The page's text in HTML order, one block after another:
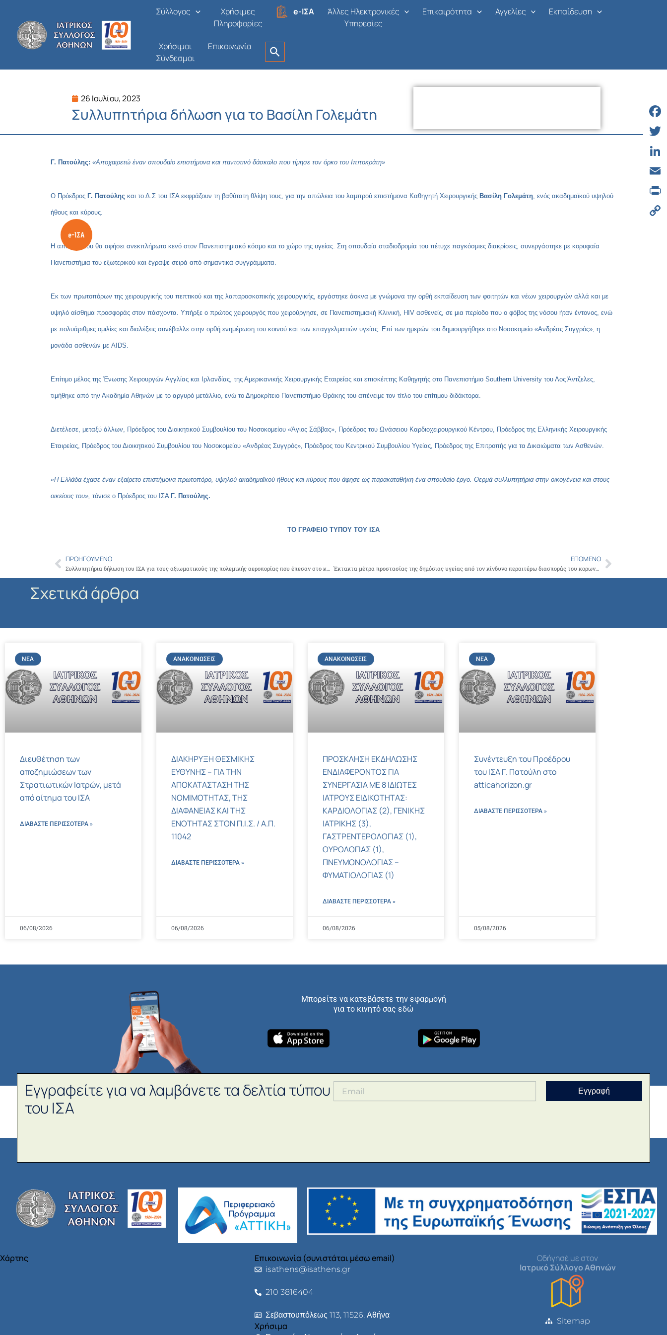
περιεχόμενο
Σύλλογος
Χρήσιμες
Πληροφορίες
e-ΙΣΑ
Άλλες Ηλεκτρονικές
Υπηρεσίες
Επικαιρότητα Αγγελίες Εκπαίδευση
Χρήσιμοι
Σύνδεσμοι
Επικοινωνία
26 Ιουλίου, 2023
Συλλυπητήρια δήλωση για το Βασίλη Γολεμάτη
Γ. Πατούλης: «Αποχαιρετώ έναν σπουδαίο επιστήμονα και παντοτινό δάσκαλο που τίμησε τον όρκο του Ιπποκράτη»
Ο Πρόεδρος Γ. Πατούλης και το Δ.Σ του ΙΣΑ εκφράζουν τη βαθύτατη θλίψη τους, για την απώλεια του λαμπρού επιστήμονα Καθηγητή Χειρουργικής Βασίλη Γολεμάτη, ενός ακαδημαϊκού υψηλού
ήθους και κύρους.
Η απουσία του θα αφήσει ανεκπλήρωτο κενό στον Πανεπιστημιακό κόσμο και το χώρο της υγείας. Στη σπουδαία σταδιοδρομία του πέτυχε παγκόσμιες διακρίσεις, συνεργάστηκε με κορυφαία
Πανεπιστήμια του εξωτερικού και έγραψε σειρά από σημαντικά συγγράμματα.
Εκ των πρωτοπόρων της χειρουργικής του πεπτικού και της λαπαροσκοπικής χειρουργικής, εργάστηκε άοκνα με γνώμονα την ορθή εκπαίδευση των φοιτητών και νέων χειρουργών αλλά και με
υψηλό αίσθημα προσφοράς στον πάσχοντα. Υπήρξε ο πρώτος χειρουργός που χειρούργησε, σε Πανεπιστημιακή Κλινική, HIV ασθενείς, σε μια περίοδο που ο φόβος της νόσου ήταν έντονος, ενώ
με πολυάριθμες ομιλίες και διαλέξεις συνέβαλλε στην ορθή ενημέρωση του κοινού και των επαγγελματιών υγείας. Επί των ημερών του δημιουργήθηκε στο Νοσοκομείο «Ανδρέας Συγγρός», η
μονάδα ασθενών με AIDS.
Επίτιμο μέλος της Ένωσης Χειρουργών Αγγλίας και Ιρλανδίας, της Αμερικανικής Χειρουργικής Εταιρείας και επισκέπτης Καθηγητής στο Πανεπιστήμιο Southern University του Λος Άντζελες,
τιμήθηκε από την Ακαδημία Αθηνών με το αργυρό μετάλλιο, ενώ το Δημοκρίτειο Πανεπιστήμιο Θράκης του απένειμε τον τίτλο του επίτιμου διδάκτορα.
Διετέλεσε, μεταξύ άλλων, Πρόεδρος του Διοικητικού Συμβουλίου του Νοσοκομείου «Άγιος Σάββας», Πρόεδρος του Ωνάσειου Καρδιοχειρουργικού Κέντρου, Πρόεδρος της Ελληνικής Χειρουργικής
Εταιρείας, Πρόεδρος του Διοικητικού Συμβουλίου του Νοσοκομείου «Ανδρέας Συγγρός», Πρόεδρος του Κεντρικού Συμβουλίου Υγείας, Πρόεδρος της Επιτροπής για τα Δικαιώματα των Ασθενών.
«Η Ελλάδα έχασε έναν εξαίρετο επιστήμονα πρωτοπόρο, υψηλού ακαδημαϊκού ήθους και κύρους που άφησε ως παρακαταθήκη ένα σπουδαίο έργο. Θερμά συλλυπητήρια στην οικογένεια και στους
οικείους του», τόνισε ο Πρόεδρος του ΙΣΑ Γ. Πατούλης.
ΤΟ ΓΡΑΦΕΙΟ ΤΥΠΟΥ ΤΟΥ ΙΣΑ
Prev
ΠΡΟΗΓΟΎΜΕΝΟ
Συλλυπητήρια δήλωση του ΙΣΑ για τους αξιωματικούς της πολεμικής αεροπορίας που έπεσαν στο καθήκον
ΕΠΌΜΕΝΟ
Έκτακτα μέτρα προστασίας της δημόσιας υγείας από τον κίνδυνο περαιτέρω διασποράς του κορωνοϊού COVID-19 στο σύνολο της Επικράτειας σε δομές υγείας και κλειστές δομές κοινωνικής φροντίδας Next
Σχετικά άρθρα
ΝΈΑ
Διευθέτηση των
αποζημιώσεων των
Στρατιωτικών Ιατρών, μετά
από αίτημα του ΙΣΑ
ΔΙΑΒΑΣΤΕ ΠΕΡΙΣΣΌΤΕΡΑ »
06/08/2026
ΑΝΑΚΟΙΝΏΣΕΙΣ
ΔΙΑΚΗΡΥΞΗ ΘΕΣΜΙΚΗΣ
ΕΥΘΥΝΗΣ – ΓΙΑ ΤΗΝ
ΑΠΟΚΑΤΑΣΤΑΣΗ ΤΗΣ
ΝΟΜΙΜΟΤΗΤΑΣ, ΤΗΣ
ΔΙΑΦΑΝΕΙΑΣ ΚΑΙ ΤΗΣ
ΕΝΟΤΗΤΑΣ ΣΤΟΝ Π.Ι.Σ. / Α.Π.
11042
ΔΙΑΒΑΣΤΕ ΠΕΡΙΣΣΌΤΕΡΑ »
06/08/2026
ΑΝΑΚΟΙΝΏΣΕΙΣ
ΠΡΟΣΚΛΗΣΗ ΕΚΔΗΛΩΣΗΣ
ΕΝΔΙΑΦΕΡΟΝΤΟΣ ΓΙΑ
ΣΥΝΕΡΓΑΣΙΑ ΜΕ 8 ΙΔΙΩΤΕΣ
ΙΑΤΡΟΥΣ ΕΙΔΙΚΟΤΗΤΑΣ:
ΚΑΡΔΙΟΛΟΓΙΑΣ (2), ΓΕΝΙΚΗΣ
ΙΑΤΡΙΚΗΣ (3),
ΓΑΣΤΡΕΝΤΕΡΟΛΟΓΙΑΣ (1),
ΟΥΡΟΛΟΓΙΑΣ (1),
ΠΝΕΥΜΟΝΟΛΟΓΙΑΣ –
ΦΥΜΑΤΙΟΛΟΓΙΑΣ (1)
ΔΙΑΒΑΣΤΕ ΠΕΡΙΣΣΌΤΕΡΑ »
06/08/2026
ΝΈΑ
Συνέντευξη του Προέδρου
του ΙΣΑ Γ. Πατούλη στο
atticahorizon.gr
ΔΙΑΒΑΣΤΕ ΠΕΡΙΣΣΌΤΕΡΑ »
05/08/2026
Μπορείτε να κατεβάσετε την εφαρμογή
για το κινητό σας εδώ
Εγγραφείτε για να λαμβάνετε τα δελτία τύπου
του ΙΣΑ
Εγγραφή
Χάρτης Επικοινωνία (συνιστάται μέσω email)
isathens@isathens.gr
210 3816404
Σεβαστουπόλεως 113, 11526, Αθήνα
Χρήσιμα
Οδήγησέ με στον
Ιατρικό Σύλλογο Αθηνών
Sitemap
Email
Print